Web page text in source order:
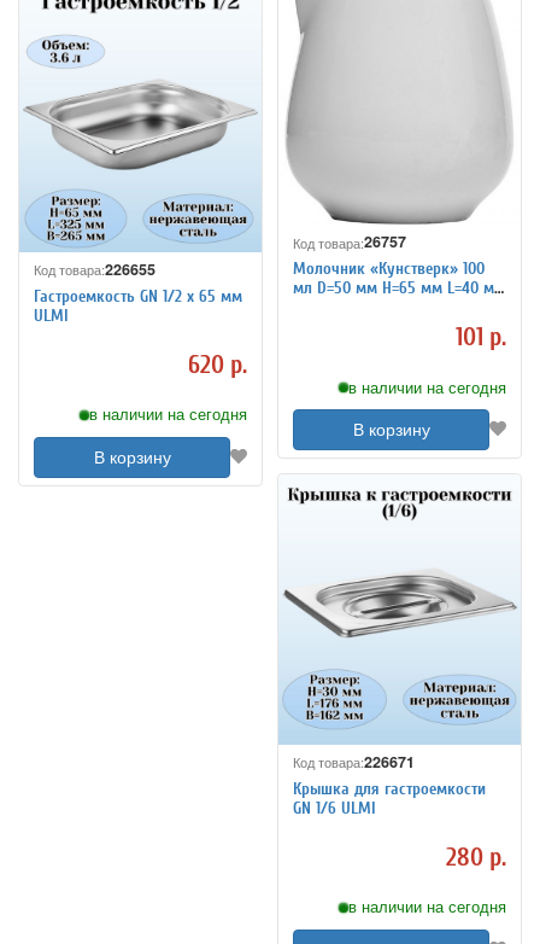
Код товара:226655
Гастроемкость GN 1/2 х 65 мм
ULMI
620 р.
в наличии на сегодня
В корзину
Код товара:26757
Молочник «Кунстверк» 100
мл D=50 мм H=65 мм L=40 мм
101 р.
в наличии на сегодня
В корзину
Код товара:226671
Крышка для гастроемкости
GN 1/6 ULMI
280 р.
в наличии на сегодня